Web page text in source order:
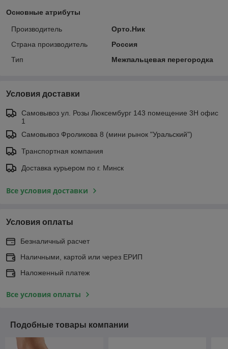
Основные атрибуты
Производитель
Орто.Ник
Страна производитель
Россия
Тип
Межпальцевая перегородка
Условия доставки
Самовывоз ул. Розы Люксембург 143 помещение 3Н офис
1
Самовывоз Фроликова 8 (мини рынок "Уральский")
Транспортная компания
Доставка курьером по г. Минск
Все условия доставки
Условия оплаты
Безналичный расчет
Наличными, картой или через ЕРИП
Наложенный платеж
Все условия оплаты
Подобные товары компании